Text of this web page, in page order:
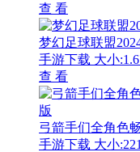
查 看
梦幻足球联盟
手游下载 大小
查 看
弓箭手们全角色
手游下载 大小